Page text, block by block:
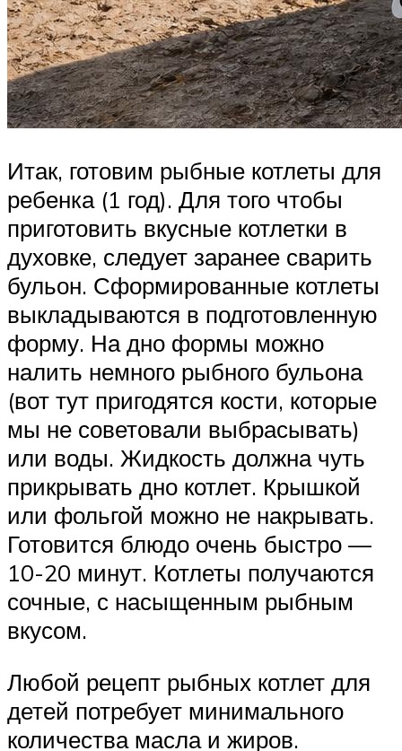
Итак, готовим рыбные котлеты для
ребенка (1 год). Для того чтобы
приготовить вкусные котлетки в
духовке, следует заранее сварить
бульон. Сформированные котлеты
выкладываются в подготовленную
форму. На дно формы можно
налить немного рыбного бульона
(вот тут пригодятся кости, которые
мы не советовали выбрасывать)
или воды. Жидкость должна чуть
прикрывать дно котлет. Крышкой
или фольгой можно не накрывать.
Готовится блюдо очень быстро —
10-20 минут. Котлеты получаются
сочные, с насыщенным рыбным
вкусом.
Любой рецепт рыбных котлет для
детей потребует минимального
количества масла и жиров.